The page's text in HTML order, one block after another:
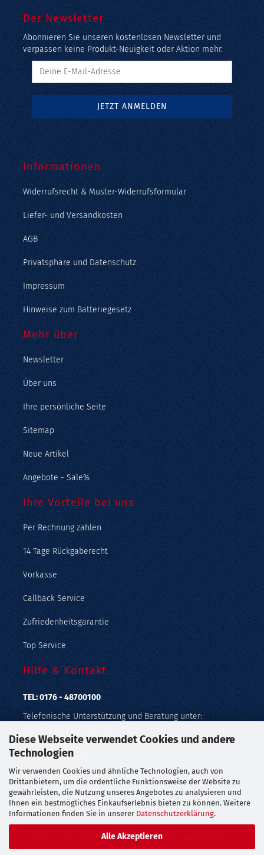
Diese Webseite verwendet Cookies und andere
Technologien
Wir verwenden Cookies und ähnliche Technologien, auch von
Drittanbietern, um die ordentliche Funktionsweise der Website zu
gewährleisten, die Nutzung unseres Angebotes zu analysieren und
Ihnen ein bestmögliches Einkaufserlebnis bieten zu können. Weitere
Informationen finden Sie in unserer Datenschutzerklärung.
Alle Akzeptieren
Der Newsletter
Abonnieren Sie unseren kostenlosen Newsletter und
verpassen keine Produkt-Neuigkeit oder Aktion mehr.
Informationen
Widerrufsrecht & Muster-Widerrufsformular
Liefer- und Versandkosten
AGB
Privatsphäre und Datenschutz
Impressum
Hinweise zum Batteriegesetz
Mehr über
Newsletter
Über uns
Ihre persönliche Seite
Sitemap
Neue Artikel
Angebote - Sale%
Ihre Vorteile bei uns
Per Rechnung zahlen
14 Tage Rückgaberecht
Vorkasse
Callback Service
Zufriedenheitsgarantie
Top Service
Hilfe & Kontakt
TEL: 0176 - 48700100
Telefonische Unterstützung und Beratung unter:
Geprüfter Online Shop mit Geld-zurück-Garantie.
Callback Service
Merkzettel
Kontaktformular
Alle Preise verstehen sich inklusive der gesetzlichen
Mehrwertsteuer, zzgl.Versandkostensoweit nicht anders